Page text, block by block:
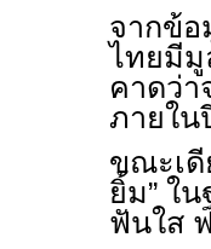
จากข้
ไทยมีมู
คาดว่า
ภายใน
ขณะเดี
ยิ้ม” ใ
ฟันใส